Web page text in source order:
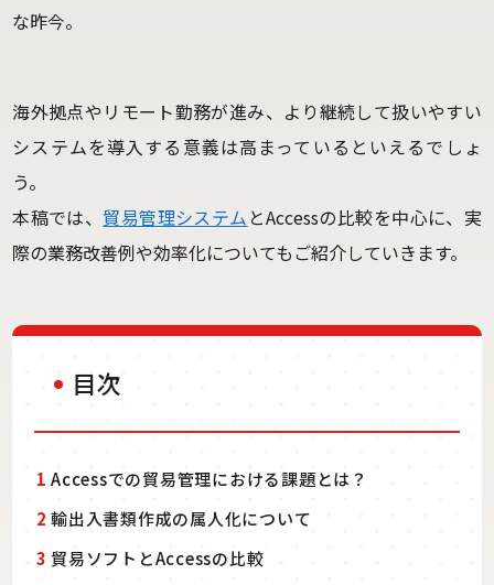
な昨今。
海外拠点やリモート勤務が進み、より継続して扱いやすい
システムを導入する意義は高まっているといえるでしょ
う。
本稿では、貿易管理システム とAccessの比較を中心に、実
際の業務改善例や効率化についてもご紹介していきます。
目次
1 Accessでの貿易管理における課題とは？
2 輸出入書類作成の属人化について
3 貿易ソフトとAccessの比較